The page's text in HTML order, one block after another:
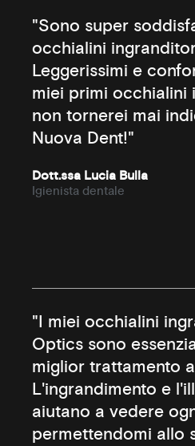
"Sono super
occhialini
Leggerissimi e
miei primi occhialini
non tornerei mai
Nuova Dent!"
Dott.ssa Lucia Bulla
Igienista dentale
"I miei occhialini
Optics sono
miglior trattamento
L'ingrandimento e
aiutano a vedere
permettendomi allo